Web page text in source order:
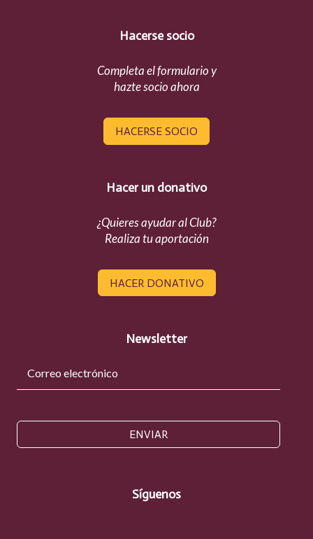
Hacerse socio
Completa el formulario y
hazte socio ahora
HACERSE SOCIO
Hacer un donativo
¿Quieres ayudar al Club?
Realiza tu aportación
HACER DONATIVO
Newsletter
ENVIAR
Síguenos